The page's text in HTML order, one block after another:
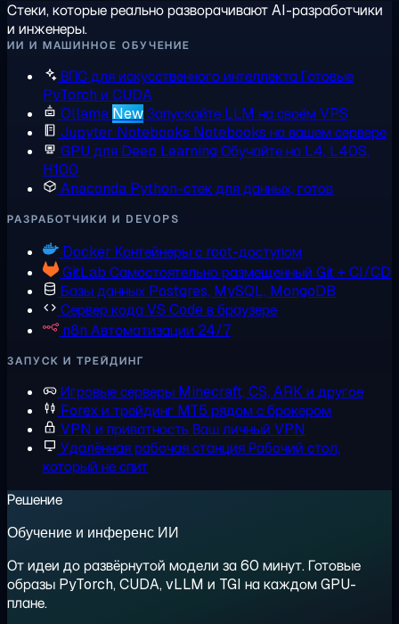
Стеки, которые реально разворачивают AI-разработчики
и инженеры.
ИИ И МАШИННОЕ ОБУЧЕНИЕ
ВПС для искусственного интеллектаГотовые
PyTorch и CUDA
Ollama NewЗапускайте LLM на своём VPS
Jupyter Notebooks Notebooks на вашем сервере
GPU для Deep Learning Обучайте на L4, L40S,
H100
Anaconda Python-стек для данных, готов
РАЗРАБОТЧИКИ И DEVOPS
Docker Контейнеры с root-доступом
GitLab Самостоятельно размещенный Git + CI/CD
Базы данных Postgres, MySQL, MongoDB
Сервер кодаVS Code в браузере
n8n Автоматизации 24/7
ЗАПУСК И ТРЕЙДИНГ
Игровые серверы Minecraft, CS, ARK и другое
Forex и трейдинг MT5 рядом с брокером
VPN и приватностьВаш личный VPN
Удалённая рабочая станцияРабочий стол,
который не спит
Решение
Обучение и инференс ИИ
От идеи до развёрнутой модели за 60 минут. Готовые
образы PyTorch, CUDA, vLLM и TGI на каждом GPU-
плане.